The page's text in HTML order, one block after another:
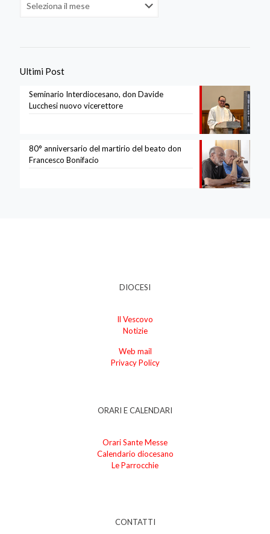
Ultimi Post
Seminario Interdiocesano, don Davide
Lucchesi nuovo vicerettore
80° anniversario del martirio del beato don
Francesco Bonifacio
DIOCESI
Il Vescovo
Notizie
Web mail
Privacy Policy
ORARI E CALENDARI
Orari Sante Messe
Calendario diocesano
Le Parrocchie
CONTATTI